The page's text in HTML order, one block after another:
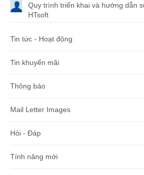
Quy trình triển khai và hướng dẫn
HTsoft
Tin tức - Hoạt động
Tin khuyến mãi
Thông báo
Mail Letter Images
Hỏi - Đáp
Tính năng mới